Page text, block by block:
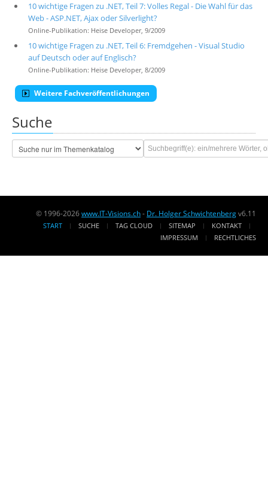
10 wichtige Fragen zu .NET, Teil 7: Volles Regal - Die Wahl für das
Web - ASP.NET, Ajax oder Silverlight?
Online-Publikation: Heise Developer, 9/2009
10 wichtige Fragen zu .NET, Teil 6: Fremdgehen - Visual Studio
auf Deutsch oder auf Englisch?
Online-Publikation: Heise Developer, 8/2009
Weitere Fachveröffentlichungen
Suche
© 1996-2026www.IT-Visions.ch- Dr. Holger Schwichtenbergv6.11
START SUCHE TAG CLOUD SITEMAP
KONTAKT
IMPRESSUM
RECHTLICHES